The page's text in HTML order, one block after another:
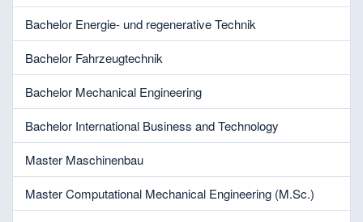
Bachelor Energie- und regenerative Technik
Bachelor Fahrzeugtechnik
Bachelor Mechanical Engineering
Bachelor International Business and Technology
Master Maschinenbau
Master Computational Mechanical Engineering (M.Sc.)